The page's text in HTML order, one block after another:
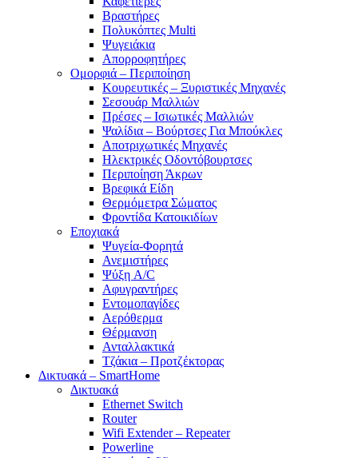
Βραστήρες
Πολυκόπτες Multi
Ψυγειάκια
Απορροφητήρες
Ομορφιά – Περιποίηση
Κουρευτικές – Ξυριστικές Μηχανές
Σεσουάρ Μαλλιών
Πρέσες – Ισιωτικές Μαλλιών
Ψαλίδια – Βούρτσες Για Μπούκλες
Αποτριχωτικές Μηχανές
Ηλεκτρικές Οδοντόβουρτσες
Περιποίηση Άκρων
Βρεφικά Είδη
Θερμόμετρα Σώματος
Φροντίδα Κατοικιδίων
Εποχιακά
Ψυγεία-Φορητά
Ανεμιστήρες
Ψύξη A/C
Αφυγραντήρες
Εντομοπαγίδες
Αερόθερμα
Θέρμανση
Ανταλλακτικά
Τζάκια – Προτζέκτορας
Δικτυακά – SmartHome
Δικτυακά
Ethernet Switch
Router
Wifi Extender – Repeater
Powerline